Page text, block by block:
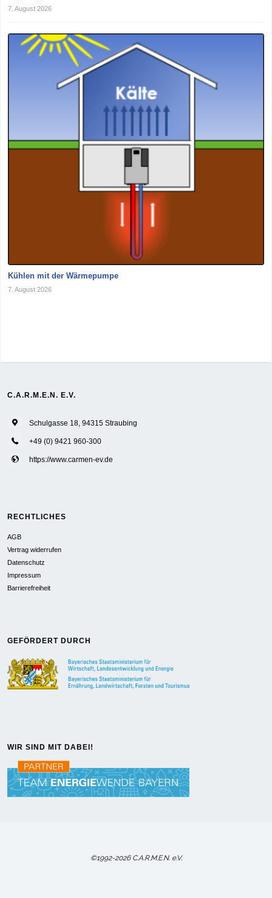
7. August 2026
Kühlen mit der Wärmepumpe
7. August 2026
C.A.R.M.E.N. E.V.
Schulgasse 18, 94315 Straubing
+49 (0) 9421 960-300
https://www.carmen-ev.de
RECHTLICHES
AGB
Vertrag widerrufen
Datenschutz
Impressum
Barrierefreiheit
GEFÖRDERT DURCH
WIR SIND MIT DABEI!
©1992-2026 C.A.R.M.E.N. e.V.